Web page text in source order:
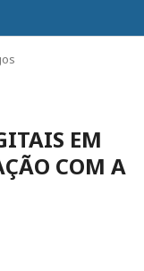
EM
COM A